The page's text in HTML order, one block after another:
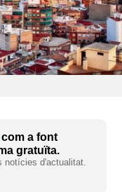
com a font
gratuïta.
notícies d'actualitat.